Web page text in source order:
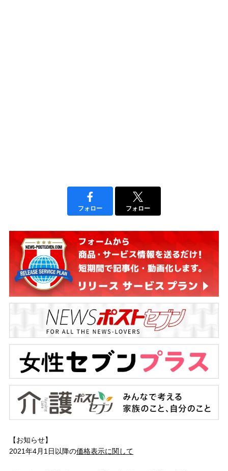
フォロー フォロー
【お知らせ】
2021年4月1日以降の価格表示に関して